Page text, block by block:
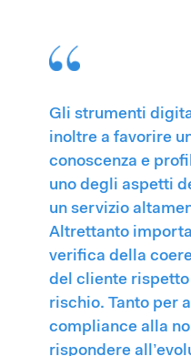
Gli strumenti
inoltre a favorire
conoscenza e
uno degli aspetti
un servizio
Altrettanto
verifica della
del cliente
rischio. Tanto per
compliance alla
rispondere